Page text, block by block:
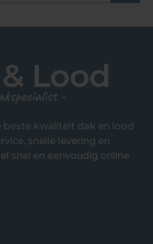
beste kwaliteit dak en lood
snelle levering en
snel en eenvoudig online